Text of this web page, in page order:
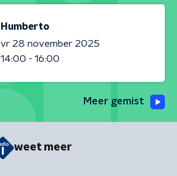
Humberto
vr 28 november 2025
14:00 - 16:00
Meer gemist
weet meer